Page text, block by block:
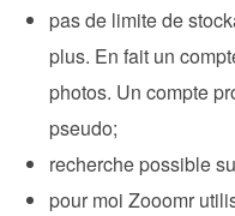
pas de limite de
plus. En fait un
photos. Un compte
pseudo;
recherche possible
pour moi Zooomr